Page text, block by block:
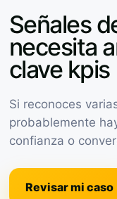
Señales
necesita
clave kpis
Si reconoces
probablemente
confianza o
Revisar mi caso